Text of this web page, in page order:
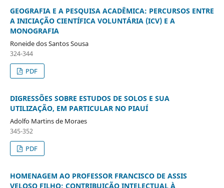
GEOGRAFIA E A PESQUISA ACADÊMICA: PERCURSOS ENTRE
A INICIAÇÃO CIENTÍFICA VOLUNTÁRIA (ICV) E A
MONOGRAFIA
Roneide dos Santos Sousa
324-344
PDF
DIGRESSÕES SOBRE ESTUDOS DE SOLOS E SUA
UTILIZAÇÃO, EM PARTICULAR NO PIAUÍ
Adolfo Martins de Moraes
345-352
PDF
HOMENAGEM AO PROFESSOR FRANCISCO DE ASSIS
VELOSO FILHO: CONTRIBUIÇÃO INTELECTUAL À